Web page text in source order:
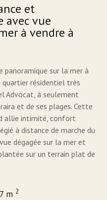
et
avec vue
à vendre à
panoramique sur la mer à
quartier résidentiel très
Advocat, à seulement
et de ses plages. Cette
allie intimité, confort
à distance de marche du
dégagée sur la mer et
sur un terrain plat de
m 2